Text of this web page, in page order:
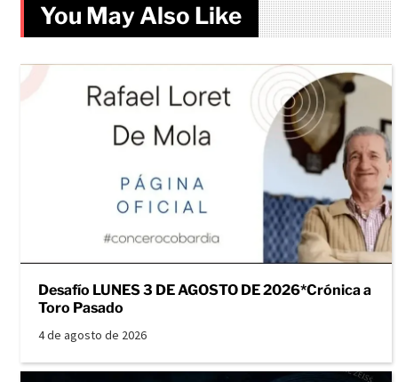
You May Also Like
Desafío LUNES 3 DE AGOSTO DE 2026*Crónica a
Toro Pasado
4 de agosto de 2026